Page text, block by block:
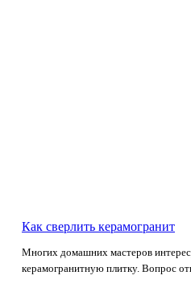
Как сверлить керамогранит
Многих домашних мастеров
керамогранитную плитку. Вопрос